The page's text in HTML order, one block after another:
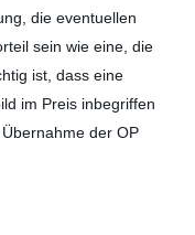
die eventuellen
sein wie eine, die
ist, dass eine
im Preis inbegriffen
der OP